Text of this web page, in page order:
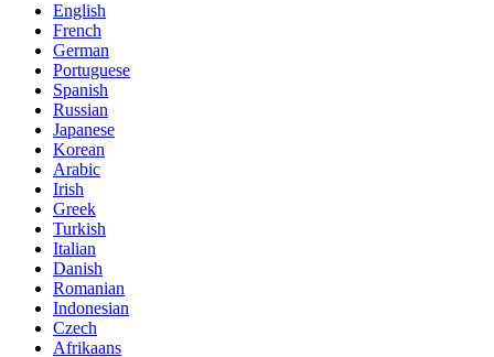
English
French
German
Portuguese
Spanish
Russian
Japanese
Korean
Arabic
Irish
Greek
Turkish
Italian
Danish
Romanian
Indonesian
Czech
Afrikaans